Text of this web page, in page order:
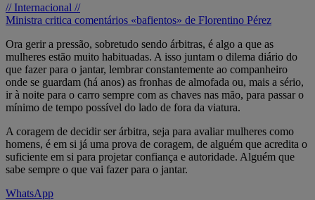
// Internacional //
Ministra critica comentários «bafientos» de Florentino Pérez
Ora gerir a pressão, sobretudo sendo árbitras, é algo a que as
mulheres estão muito habituadas. A isso juntam o dilema diário do
que fazer para o jantar, lembrar constantemente ao companheiro
onde se guardam (há anos) as fronhas de almofada ou, mais a sério,
ir à noite para o carro sempre com as chaves nas mão, para passar o
mínimo de tempo possível do lado de fora da viatura.
A coragem de decidir ser árbitra, seja para avaliar mulheres como
homens, é em si já uma prova de coragem, de alguém que acredita o
suficiente em si para projetar confiança e autoridade. Alguém que
sabe sempre o que vai fazer para o jantar.
WhatsApp